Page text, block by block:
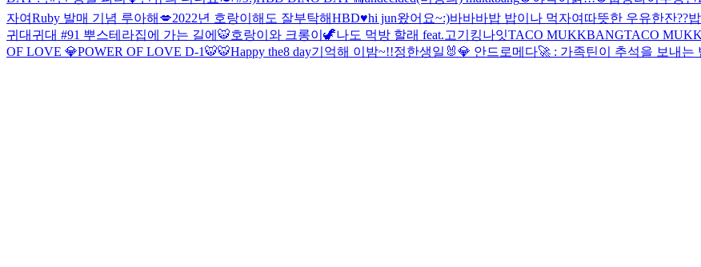
자여Ruby 발매 기념 루아해💋2022년 호랑이해도 잘부탁해HBD♥️hi jun왔어요~:)바바바밥 밥이나 먹자여 따뜻한 우유한잔??
귀대귀대 #91 뿌스테라집에 가는 길에 🐯호랑이와 크롱이🦖나도 먹방 할래 feat.고기 킹나잇TACO MUKKBANGTACO
OF LOVE 💎POWER OF LOVE D-1🐯🐯Happy the8 day기억해 이밤~!!정한생일🐰💎 안드로메다🚀 : 가족틴이 추석을 보내는